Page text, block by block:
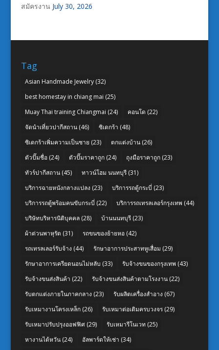
สมัครงาน July 30, 2026
Tag
Asian Handmade Jewelry(32)
best homestay in chiang mai (25)
Muay Thai training Chiangmai (24) คอนโด (22)
จัดนำเที่ยวปากีสถาน(46) ซิเดกร้า (48)
ซิเดกร้าเพิ่มความเป็นชาย (23) ตกแต่งบ้าน(26)
ตัวปั๊มชื่อ(24) ตัวปั๊มราคาถูก(24) ถุงมือราคาถูก(23)
ทัวร์ปากีสถาน(45) ทาวน์โฮม นนทบุรี(31)
บริการฉายหนังกลางแปลง (23) บริการรถตู้กระบี่ (23)
บริการรถตู้พร้อมคนขับกระบี่ (22) บริการรถเทรลเลอร์กรุงเทพ (44)
บริษัทบริหารนิติบุคคล(28) บ้านนนทบุรี(23)
ผ้าต่วนพาหุรัด (31) รถขนของย้ายหอ(42)
รถเทรลเลอร์รับจ้าง (44) รักษาอาการประสาทหูเสื่อม (29)
รักษาอาการเครียดนอนไม่หลับ (33) รับจ้างขนของกรุงเทพ (43)
รับจ้างขนส่งสินค้า (22) รับจ้างขนส่งสินค้าตามโรงงาน(22)
รับตกแต่งภายในภาคกลาง (23) รับผลิตเครื่องสำอาง (67)
รับเหมางานโครงเหล็ก(26) รับเหมาต่อเติมครบวงจร(29)
รับเหมาปรับปรุงออฟฟิศ(29) รับเหมารีโนเวท (25)
หางานไต้หวัน(24) อัลพาร์ดให้เช่า (34)